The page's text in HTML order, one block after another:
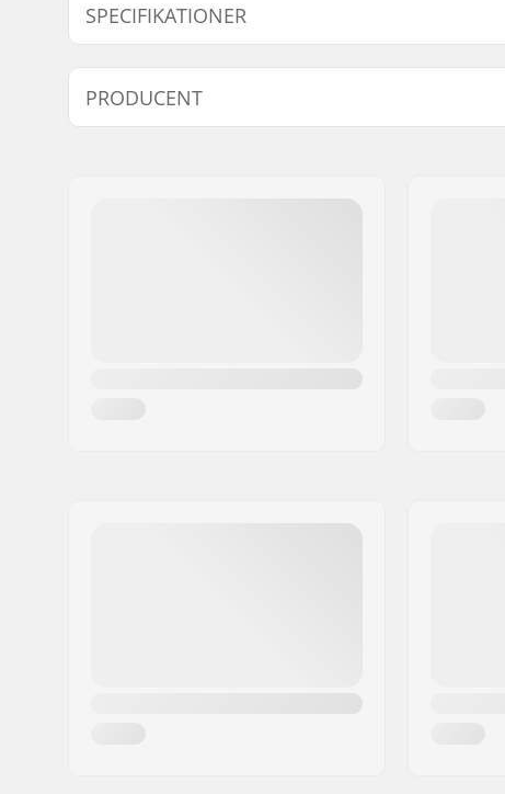
SPECIFIKATIONER
Trapez-Type:
Hoftetrapez
Spreader bar:
Egenskaber:
Lomme til
PRODUCENT